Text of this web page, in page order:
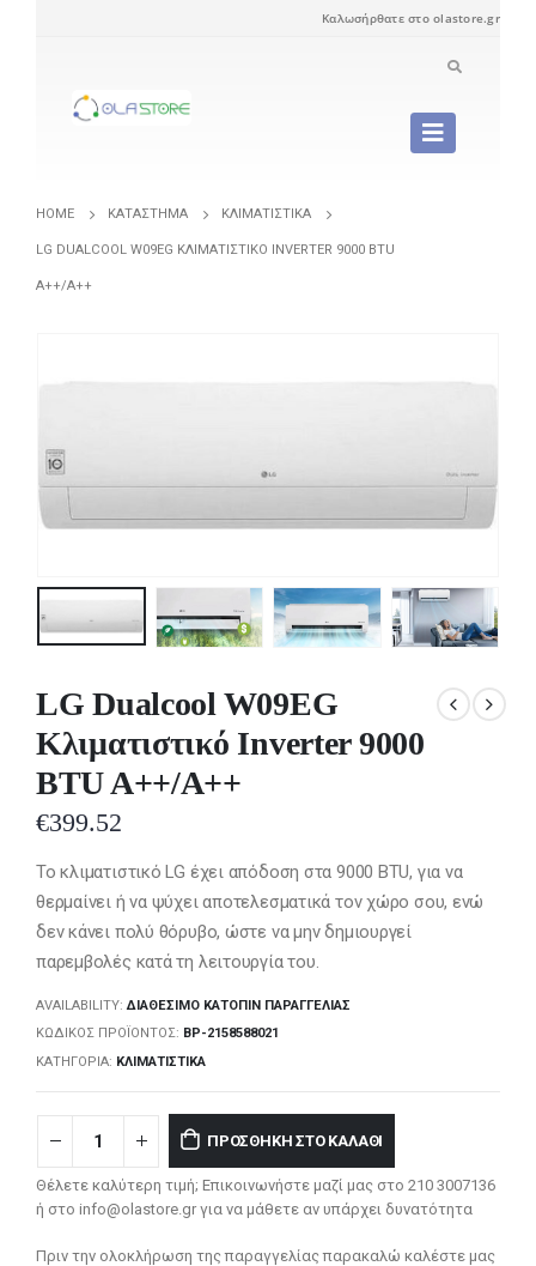
Καλωσήρθατε στο olastore.gr
HOME ΚΑΤΆΣΤΗΜΑ ΚΛΙΜΑΤΙΣΤΙΚΆ
LG DUALCOOL W09EG ΚΛΙΜΑΤΙΣΤΙΚΌ INVERTER 9000 BTU
A++/A++
LG Dualcool W09EG
Κλιματιστικό Inverter 9000
BTU A++/A++
€399.52
Το κλιματιστικό LG έχει απόδοση στα 9000 BTU, για να
θερμαίνει ή να ψύχει αποτελεσματικά τον χώρο σου, ενώ
δεν κάνει πολύ θόρυβο, ώστε να μην δημιουργεί
παρεμβολές κατά τη λειτουργία του.
AVAILABILITY:ΔΙΑΘΈΣΙΜΟ ΚΑΤΌΠΙΝ ΠΑΡΑΓΓΕΛΊΑΣ
ΚΩΔΙΚΌΣ ΠΡΟΪΌΝΤΟΣ: BP-2158588021
ΚΑΤΗΓΟΡΊΑ: ΚΛΙΜΑΤΙΣΤΙΚΆ
ΠΡΟΣΘΉΚΗ ΣΤΟ ΚΑΛΆΘΙ
Θέλετε καλύτερη τιμή; Επικοινωνήστε μαζί μας στο 210 3007136
ή στο info@olastore.gr για να μάθετε αν υπάρχει δυνατότητα
Πριν την ολοκλήρωση της παραγγελίας παρακαλώ καλέστε μας